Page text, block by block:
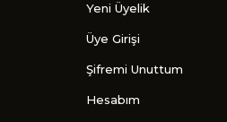
Yeni Üyelik
Üye Girişi
Şifremi Unuttum
Hesabım